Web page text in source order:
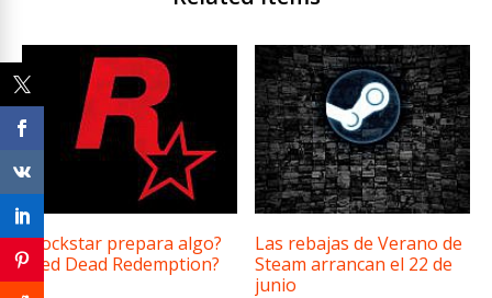
¿Rockstar prepara algo?
¿Red Dead Redemption?
Las rebajas de Verano de
Steam arrancan el 22 de
junio